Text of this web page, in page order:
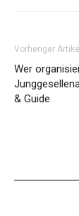
Vorheriger Artikel
Wer
& Guide